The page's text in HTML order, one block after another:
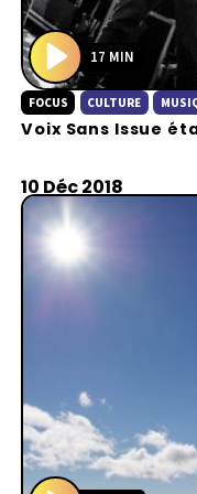
P
l
a
17 MIN
FOCUS CULTURE
Voix Sans Issue
10 Déc 2018